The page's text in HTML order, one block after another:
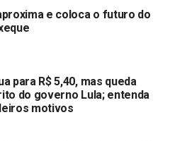
Reddit
Email
e coloca o futuro do
para R$ 5,40, mas queda
do governo Lula; entenda
motivos